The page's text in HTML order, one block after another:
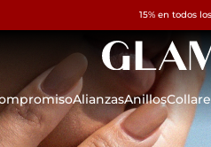
15% en todos
✓ Devoluciones en 60 días ✓
AlianzasAnillos